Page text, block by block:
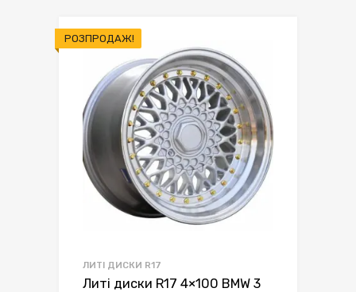
РОЗПРОДАЖ!
ЛИТІ ДИСКИ R17
Литі диски R17 4×100 BMW 3